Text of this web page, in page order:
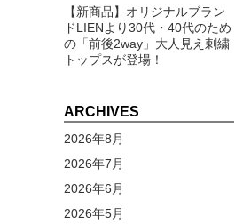
【新商品】オリジナルブラン
ドLIENより30代・40代のため
の「前後2way」大人見え刺繍
トップスが登場！
ARCHIVES
2026年8月
2026年7月
2026年6月
2026年5月